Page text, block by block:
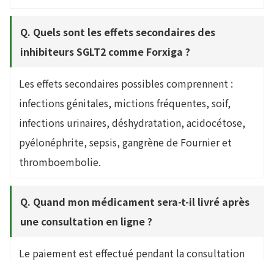
Q. Quels sont les effets secondaires des
inhibiteurs SGLT2 comme Forxiga ?
Les effets secondaires possibles comprennent :
infections génitales, mictions fréquentes, soif,
infections urinaires, déshydratation, acidocétose,
pyélonéphrite, sepsis, gangrène de Fournier et
thromboembolie.
Q. Quand mon médicament sera-t-il livré après
une consultation en ligne ?
Le paiement est effectué pendant la consultation